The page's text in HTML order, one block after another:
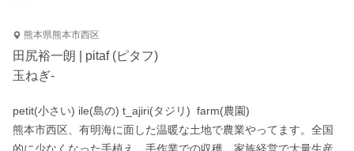
熊本県熊本市西区
田尻裕一朗 | pitaf (ピタフ)
玉ねぎ-
petit(小さい) ile(島の) t_ajiri(タジリ)  farm(農園)
熊本市西区、有明海に面した温暖な土地で農業やってます。全国